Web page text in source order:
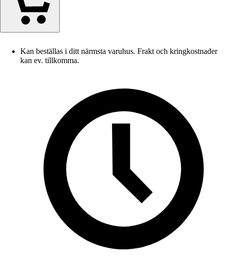
Kan beställas i ditt närmsta varuhus. Frakt och kringkostnader
kan ev. tillkomma.